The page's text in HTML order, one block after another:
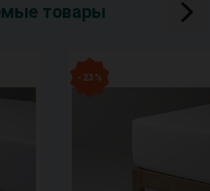
товары
- 23 %